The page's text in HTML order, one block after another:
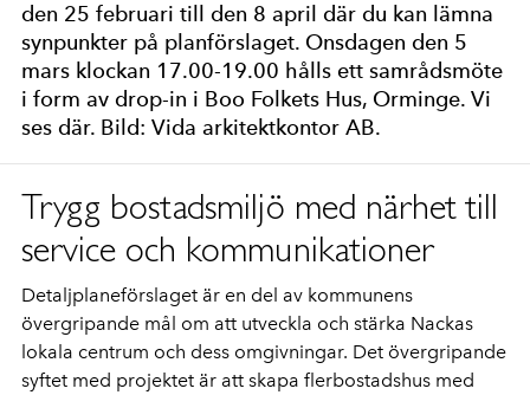
den 25 februari till den 8 april där du kan lämna
synpunkter på planförslaget. Onsdagen den 5
mars klockan 17.00-19.00 hålls ett samrådsmöte
i form av drop-in i Boo Folkets Hus, Orminge. Vi
ses där. Bild: Vida arkitektkontor AB.
Trygg bostadsmiljö med närhet till
service och kommunikationer
Detaljplaneförslaget är en del av kommunens
övergripande mål om att utveckla och stärka Nackas
lokala centrum och dess omgivningar. Det övergripande
syftet med projektet är att skapa flerbostadshus med